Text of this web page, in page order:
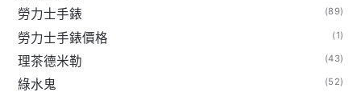
勞力士手錶 (89)
勞力士手錶價格 (1)
理茶德米勒 (43)
綠水鬼 (52)